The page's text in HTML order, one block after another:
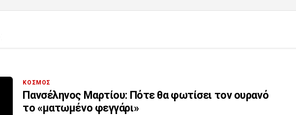
ΚΟΣΜΟΣ
Πανσέληνος Μαρτίου: Πότε θα φωτίσει τον ουρανό
το «ματωμένο φεγγάρι»